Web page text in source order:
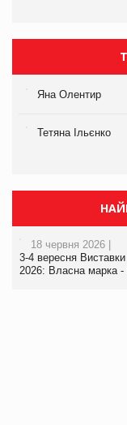
Яна Олентир
Тетяна Ільєнко
18 червня 2026 |
3-4 вересня
2026: Власна марка -